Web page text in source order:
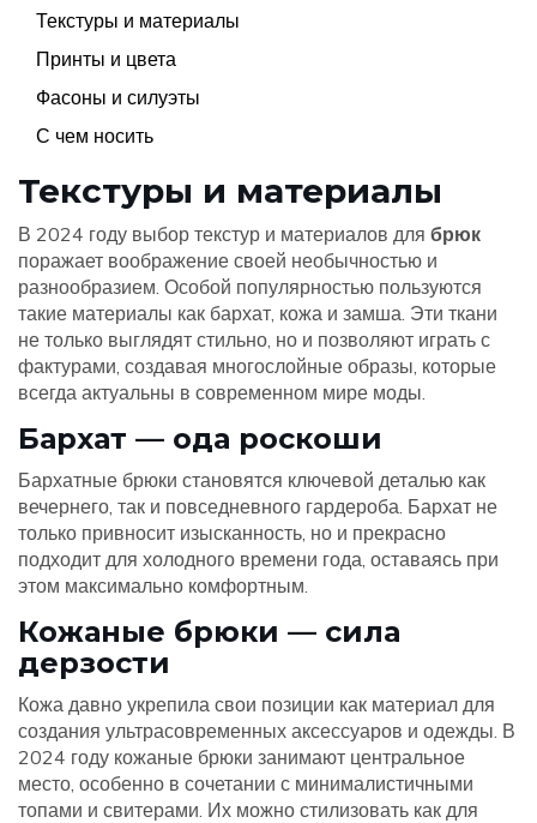
Текстуры и материалы
Принты и цвета
Фасоны и силуэты
С чем носить
Текстуры и материалы
В 2024 году выбор текстур и материалов для брюк
поражает воображение своей необычностью и
разнообразием. Особой популярностью пользуются
такие материалы как бархат, кожа и замша. Эти ткани
не только выглядят стильно, но и позволяют играть с
фактурами, создавая многослойные образы, которые
всегда актуальны в современном мире моды.
Бархат — ода роскоши
Бархатные брюки становятся ключевой деталью как
вечернего, так и повседневного гардероба. Бархат не
только привносит изысканность, но и прекрасно
подходит для холодного времени года, оставаясь при
этом максимально комфортным.
Кожаные брюки — сила
дерзости
Кожа давно укрепила свои позиции как материал для
создания ультрасовременных аксессуаров и одежды. В
2024 году кожаные брюки занимают центральное
место, особенно в сочетании с минималистичными
топами и свитерами. Их можно стилизовать как для